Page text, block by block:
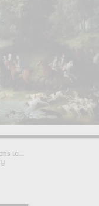
la...